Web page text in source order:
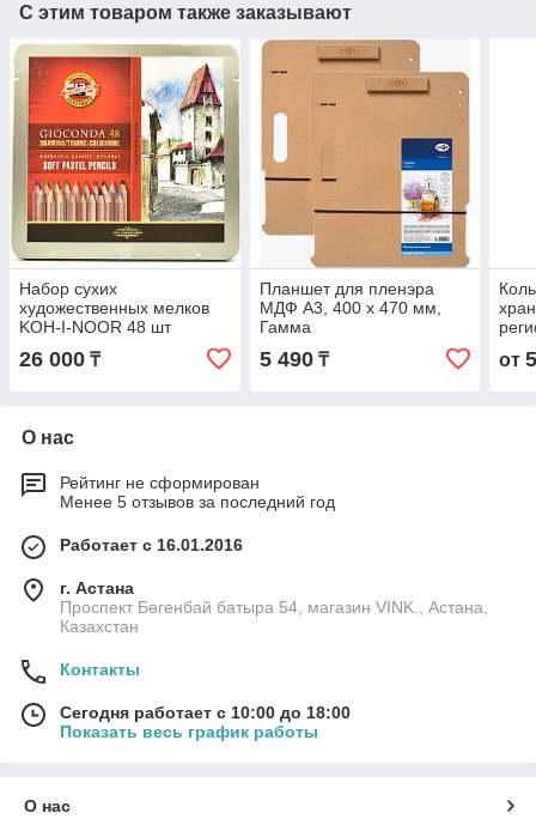
С этим товаром также заказывают
Набор сухих
художественных мелков
KOH-I-NOOR 48 шт
26 000 ₸
Планшет для пленэра
МДФ А3, 400 х 470 мм,
Гамма
5 490₸ от
О нас
Рейтинг не сформирован
Менее 5 отзывов за последний год
Работает с 16.01.2016
г. Астана
Проспект Бөгенбай батыра 54, магазин VINK., Астана,
Казахстан
Контакты
Сегодня работает с 10:00 до 18:00
Показать весь график работы
О нас